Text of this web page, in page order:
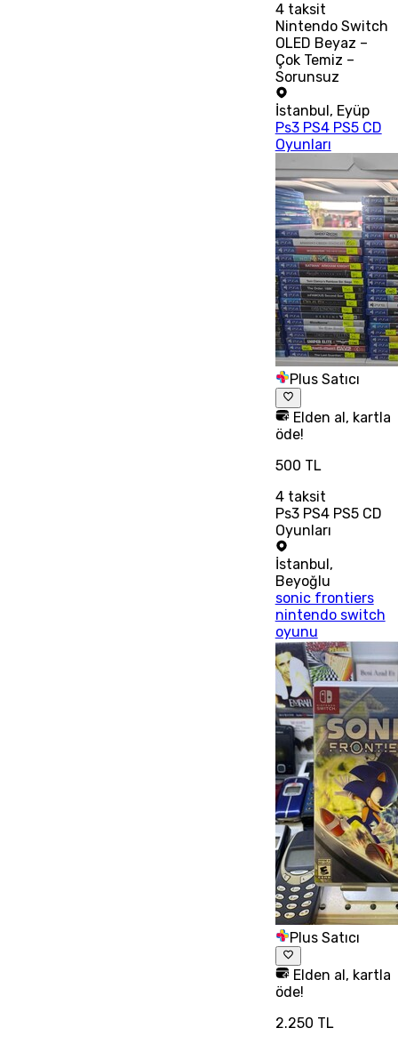
4taksit
Nintendo Switch
OLED Beyaz –
Çok Temiz –
Sorunsuz
İstanbul , Eyüp
Ps3 PS4 PS5 CD
Oyunları
Plus Satıcı
Elden al, kartla
öde!
500 TL
4taksit
Ps3 PS4 PS5 CD
Oyunları
İstanbul,
Beyoğlu
sonic frontiers
nintendo switch
oyunu
Plus Satıcı
Elden al, kartla
öde!
2.250 TL